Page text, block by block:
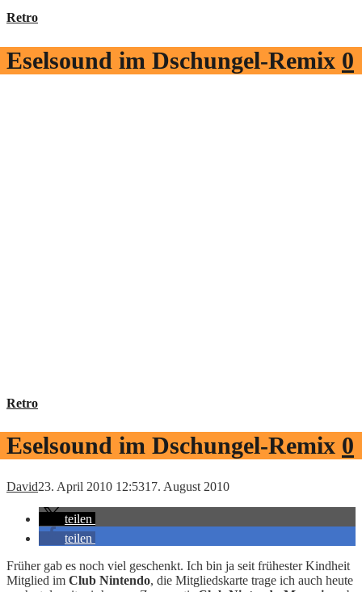
Retro
Eselsound im Dschungel-Remix 0
Retro
Eselsound im Dschungel-Remix 0
David23. April 2010 12:5317. August 2010
teilen
teilen
Früher gab es noch viel geschenkt. Ich bin ja seit frühester Kindheit
Mitglied im Club Nintendo, die Mitgliedskarte trage ich auch heute